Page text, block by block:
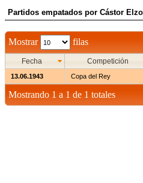
Partidos empatados por Cástor
Mostrar filas
Fecha Competición
13.06.1943 Copa del Rey
Mostrando 1 a 1 de 1 totales